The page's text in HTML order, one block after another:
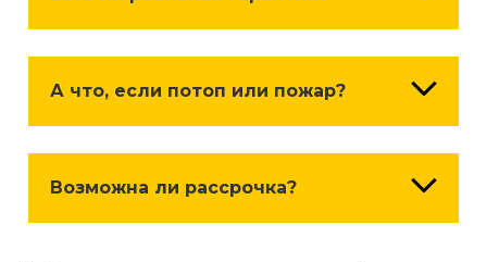
Гарантия по ДОГОВОРУ и по ЗАКОНУ
составляет 3 года.
А что, если потоп или пожар?
В случае ЧС в квартире во время ремонта,
вступает в силу страховка, которую также
можно оформить вместе с договором. Такие
случаи крайне редки, но имеют место быть!
Возможна ли рассрочка?